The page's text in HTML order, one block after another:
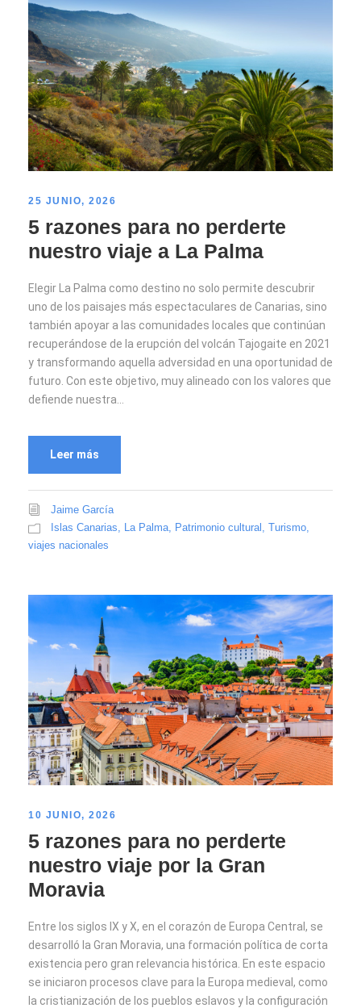
25 JUNIO, 2026
5 razones para no perderte
nuestro viaje a La Palma
Elegir La Palma como destino no solo permite descubrir
uno de los paisajes más espectaculares de Canarias, sino
también apoyar a las comunidades locales que continúan
recuperándose de la erupción del volcán Tajogaite en 2021
y transformando aquella adversidad en una oportunidad de
futuro. Con este objetivo, muy alineado con los valores que
defiende nuestra...
Leer más
Jaime García
Islas Canarias
La Palma Patrimonio cultural Turismo
viajes nacionales
10 JUNIO, 2026
5 razones para no perderte
nuestro viaje por la Gran
Moravia
Entre los siglos IX y X, en el corazón de Europa Central, se
desarrolló la Gran Moravia, una formación política de corta
existencia pero gran relevancia histórica. En este espacio
se iniciaron procesos clave para la Europa medieval, como
la cristianización de los pueblos eslavos y la configuración